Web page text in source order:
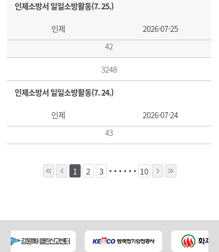
인제소방서 일일소방활동(7. 25.)
인제
2026-07-25
42
3248
인제소방서 일일소방활동(7. 24.)
인제
2026-07-24
43
1 2 3 10